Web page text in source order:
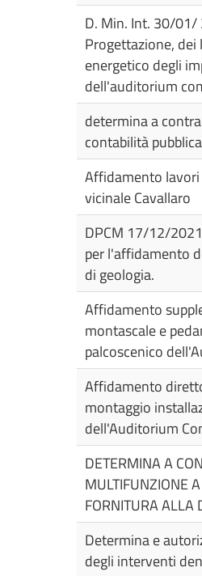
D. Min. Int. 30/01/
Progettazione,
energetico degli
dell'auditorium
determina a
contabilità pubblica
Affidamento
vicinale Cavallaro
DPCM 17/12/
per l'affidamento
di geologia.
Affidamento
montascale e
palcoscenico
Affidamento
montaggio
dell'Auditorium
DETERMINA A
MULTIFUNZIONE
FORNITURA ALLA
Determina e
degli interventi